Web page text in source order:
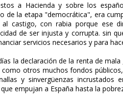
a Hacienda y sobre los
de la etapa "democrática", era
castigo, con rabia porque ese
de ser injusta y corrupta. sin
servicios necesarios y para
la declaración de la renta de
otros muchos fondos
y sinvergüenzas incrustados
empujan a España hasta la